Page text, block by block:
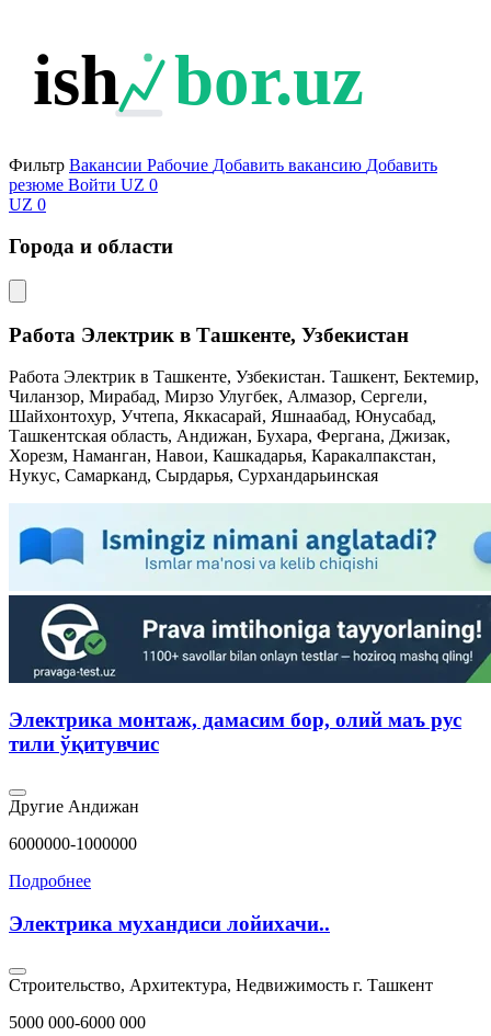
ish bor.uz
Фильтр Вакансии Рабочие Добавить вакансию Добавить
резюме Войти UZ 0
UZ 0
Города и области
Работа Электрик в Ташкенте, Узбекистан
Работа Электрик в Ташкенте, Узбекистан. Ташкент, Бектемир,
Чиланзор, Мирабад, Мирзо Улугбек, Алмазор, Сергели,
Шайхонтохур, Учтепа, Яккасарай, Яшнаабад, Юнусабад,
Ташкентская область, Андижан, Бухара, Фергана, Джизак,
Хорезм, Наманган, Навои, Кашкадарья, Каракалпакстан,
Нукус, Самарканд, Сырдарья, Сурхандарьинская
Электрика монтаж, дамасим бор, олий маъ рус
тили ўқитувчис
Другие Андижан
6000000-1000000
Подробнее
Электрика мухандиси лойихачи..
Строительство, Архитектура, Недвижимость г. Ташкент
5000 000-6000 000